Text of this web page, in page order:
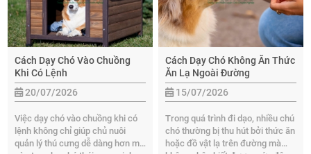
và hợp tác tốt hơn.
quen tốt.
Cách Dạy Chó Vào Chuồng
Khi Có Lệnh
20/07/2026
Việc dạy chó vào chuồng khi có
lệnh không chỉ giúp chủ nuôi
quản lý thú cưng dễ dàng hơn mà
Cách Dạy Chó Không Ăn Thức
Ăn Lạ Ngoài Đường
15/07/2026
Trong quá trình đi dạo, nhiều chú
chó thường bị thu hút bởi thức ăn
hoặc đồ vật lạ trên đường mà